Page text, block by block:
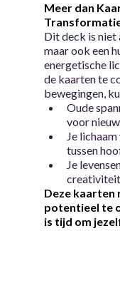
Meer dan
Dit deck is niet
maar ook een
energetische
de kaarten te
bewegingen,
Oude
voor
Je
tussen
Je
creativiteit
Deze kaarten
potentieel te
is tijd om